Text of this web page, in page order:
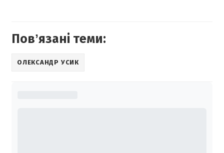
Повʼязані теми:
ОЛЕКСАНДР УСИК